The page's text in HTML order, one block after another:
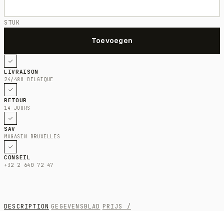
STUK
LIVRAISON
24/48H BELGIQUE
RETOUR
14 JOURS
SAV
MAGASIN BRUXELLES
CONSEIL
+32 2 640 72 47
DESCRIPTION GEGEVENSBLAD PRIJS /